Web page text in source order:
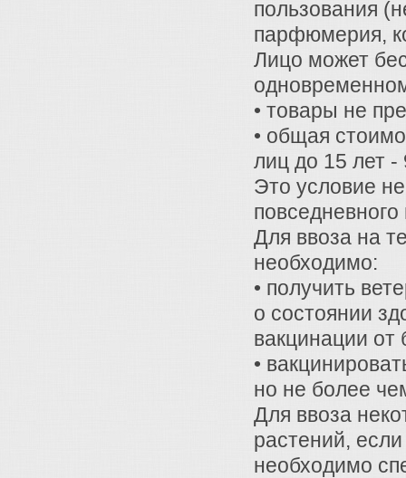
пользования
парфюмерия,
Лицо может
• товары не
• общая
лиц до 15 лет -
Это условие
Для ввоза на
необходимо:
• получить
о состоянии
вакцинации от
•
но не более
Для ввоза
растений,
необходимо